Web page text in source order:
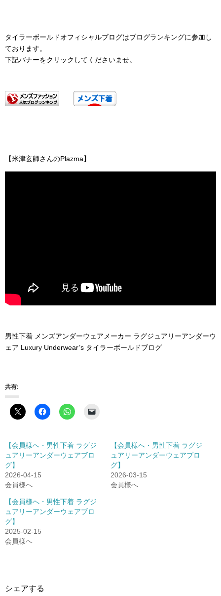
タイラーボールドオフィシャルブログはブログランキングに参加し
ております。
下記バナーをクリックしてくださいませ。
【米津玄師さんのPlazma】
男性下着 メンズアンダーウェアメーカー ラグジュアリーアンダーウ
ェア Luxury Underwear’s タイラーボールドブログ
共有:
【会員様へ・男性下着 ラグジ
ュアリーアンダーウェアブロ
グ】
2026-04-15
会員様へ
【会員様へ・男性下着 ラグジ
ュアリーアンダーウェアブロ
グ】
2026-03-15
会員様へ
【会員様へ・男性下着 ラグジ
ュアリーアンダーウェアブロ
グ】
2025-02-15
会員様へ
シェアする